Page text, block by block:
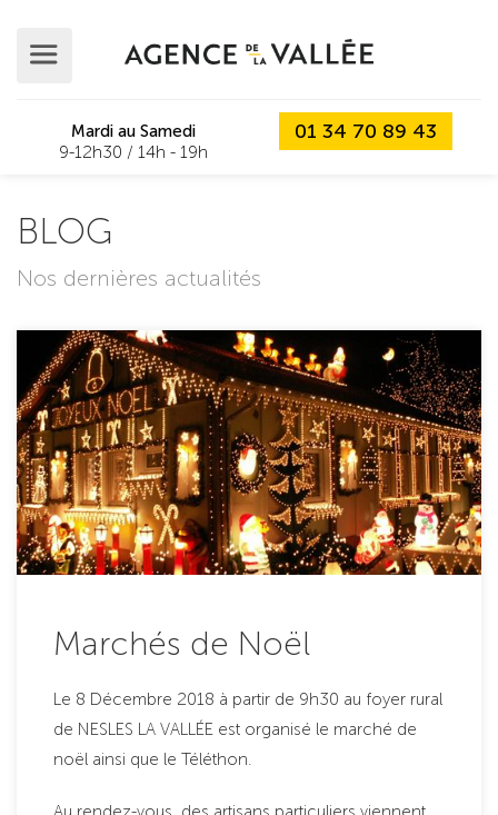
Mardi au Samedi
9-12h30 / 14h - 19h
01 34 70 89 43
BLOG
Nos dernières actualités
Marchés de Noël
Le 8 Décembre 2018 à partir de 9h30 au foyer rural
de NESLES LA VALLÉE est organisé le marché de
noël ainsi que le Téléthon.